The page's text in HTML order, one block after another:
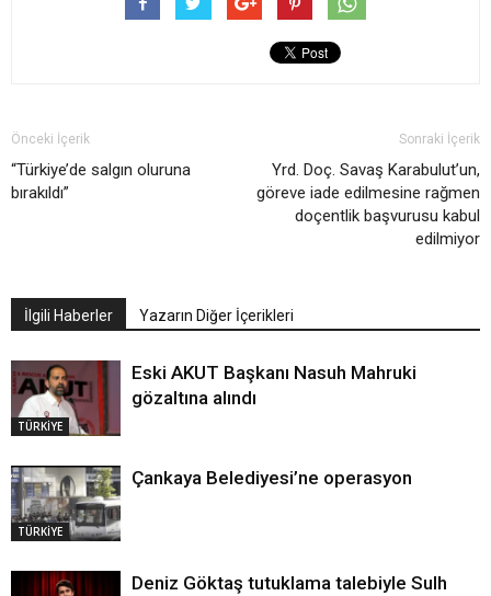
Önceki İçerik
“Türkiye’de salgın oluruna
bırakıldı”
Sonraki İçerik
Yrd. Doç. Savaş Karabulut’un,
göreve iade edilmesine rağmen
doçentlik başvurusu kabul
edilmiyor
İlgili Haberler Yazarın Diğer İçerikleri
TÜRKİYE
Eski AKUT Başkanı Nasuh Mahruki
gözaltına alındı
TÜRKİYE
Çankaya Belediyesi’ne operasyon
Deniz Göktaş tutuklama talebiyle Sulh